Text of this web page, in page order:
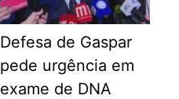
Defesa de Gaspar
pede urgência em
exame de DNA